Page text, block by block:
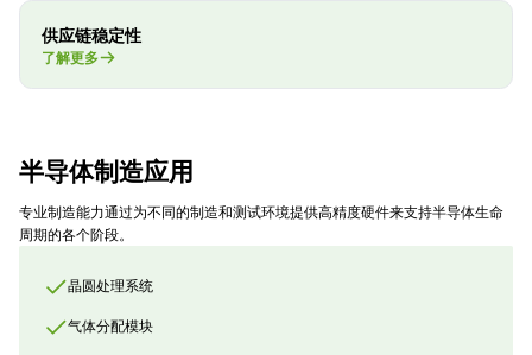
供应链稳定性
了解更多
半导体制造应用
专业制造能力通过为不同的制造和测试环境提供高精度硬件来支持半导体生命
周期的各个阶段。
晶圆处理系统
气体分配模块